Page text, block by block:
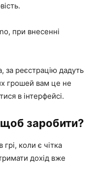
при внесенні
реєстрацію дадуть
грошей вам це не
в інтерфейсі.
заробити?
коли є чітка
дохід вже